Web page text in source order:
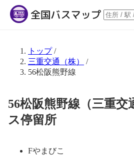
トップ/
三重交通（株）
/
56松阪熊野線
56松阪熊野線（三重交
ス停留所
Fやまびこ